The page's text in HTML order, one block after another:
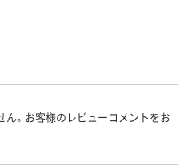
。お客様のレビューコメントをお